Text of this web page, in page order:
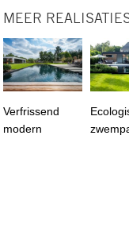
MEER
Verfrissend
modern